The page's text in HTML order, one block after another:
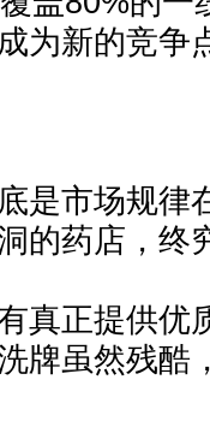
为新的竞争
是市场规律
的药店，终
真正提供优
牌虽然残酷